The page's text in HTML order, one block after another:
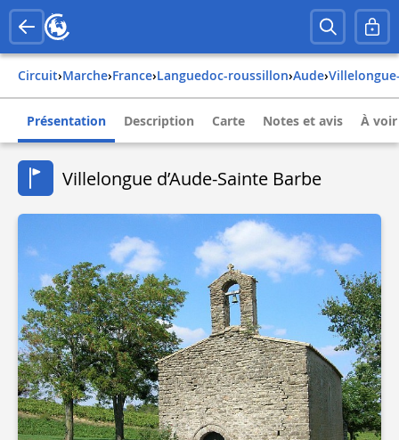
Circuit› Marche› france› languedoc-roussillon› aude›
Présentation Description Carte Notes et avis À
Villelongue d’Aude-Sainte Barbe